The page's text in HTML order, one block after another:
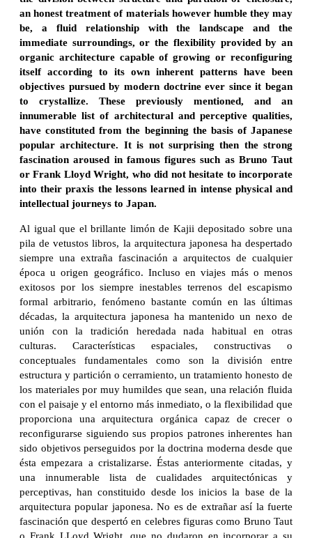
an honest treatment of materials however humble they may
be, a fluid relationship with the landscape and the
immediate surroundings, or the flexibility provided by an
organic architecture capable of growing or reconfiguring
itself according to its own inherent patterns have been
objectives pursued by modern doctrine ever since it began
to crystallize. These previously mentioned, and an
innumerable list of architectural and perceptive qualities,
have constituted from the beginning the basis of Japanese
popular architecture. It is not surprising then the strong
fascination aroused in famous figures such as Bruno Taut
or Frank Lloyd Wright, who did not hesitate to incorporate
into their praxis the lessons learned in intense physical and
intellectual journeys to Japan.
Al igual que el brillante limón de Kajii depositado sobre una
pila de vetustos libros, la arquitectura japonesa ha despertado
siempre una extraña fascinación a arquitectos de cualquier
época u origen geográfico. Incluso en viajes más o menos
exitosos por los siempre inestables terrenos del escapismo
formal arbitrario, fenómeno bastante común en las últimas
décadas, la arquitectura japonesa ha mantenido un nexo de
unión con la tradición heredada nada habitual en otras
culturas. Características espaciales, constructivas o
conceptuales fundamentales como son la división entre
estructura y partición o cerramiento, un tratamiento honesto de
los materiales por muy humildes que sean, una relación fluida
con el paisaje y el entorno más inmediato, o la flexibilidad que
proporciona una arquitectura orgánica capaz de crecer o
reconfigurarse siguiendo sus propios patrones inherentes han
sido objetivos perseguidos por la doctrina moderna desde que
ésta empezara a cristalizarse. Éstas anteriormente citadas, y
una innumerable lista de cualidades arquitectónicas y
perceptivas, han constituido desde los inicios la base de la
arquitectura popular japonesa. No es de extrañar así la fuerte
fascinación que despertó en celebres figuras como Bruno Taut
o Frank LLoyd Wright, que no dudaron en incorporar a su